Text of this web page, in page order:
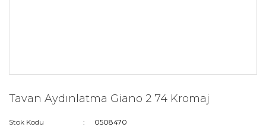
Tavan Aydınlatma Giano 2 74 Kromaj
Stok Kodu
0508470